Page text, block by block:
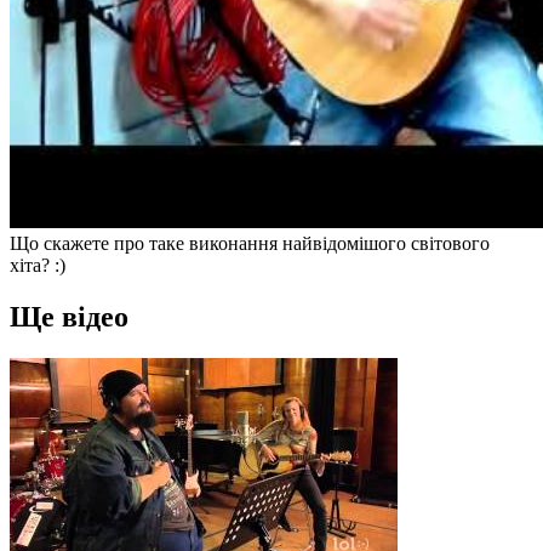
Що скажете про таке виконання найвідомішого світового
хіта? :)
Ще відео